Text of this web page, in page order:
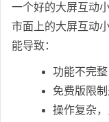
一个好的大屏互动
市面上的大屏互动
能导致：
功能不完
免费版限
操作复杂